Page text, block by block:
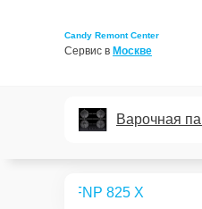
Candy Remont Center
Сервис в Москве
Варочная
FNP 825 X